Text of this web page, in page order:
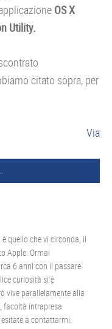
OS X
Utility.
citato sopra, per
Via
quello che vi circonda, il
Apple. Ormai
6 anni con il passare
curiosità si è
vive parallelamente alla
facoltà intrapresa
a contattarmi.